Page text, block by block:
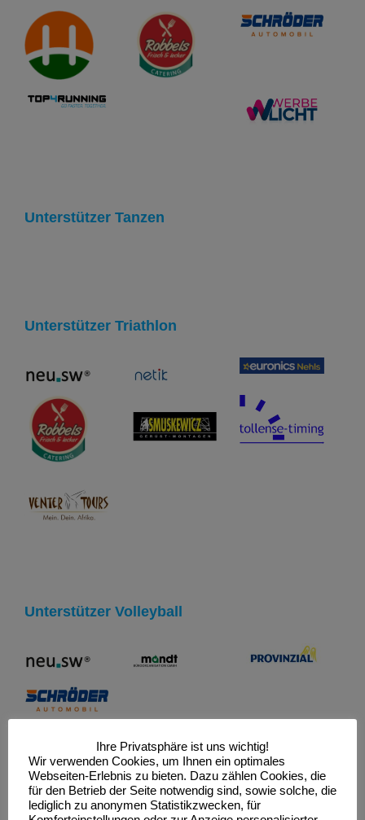
Unterstützer Tanzen
Unterstützer Triathlon
Unterstützer Volleyball
Unterstützer Verein
Ihre Privatsphäre ist uns wichtig!
Wir verwenden Cookies, um Ihnen ein optimales
Webseiten-Erlebnis zu bieten. Dazu zählen Cookies, die
für den Betrieb der Seite notwendig sind, sowie solche, die
lediglich zu anonymen Statistikzwecken, für